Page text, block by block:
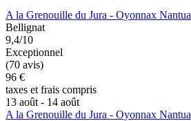
A la Grenouille du Jura - Oyonnax Nantua
Bellignat
9,4/10
Exceptionnel
(70 avis)
96 €
taxes et frais compris
13 août - 14 août
A la Grenouille du Jura - Oyonnax Nantua